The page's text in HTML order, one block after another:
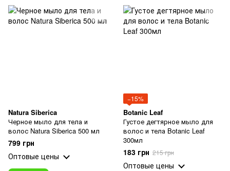
Natura Siberica
Черное мыло для тела и
волос Natura Siberica 500 мл
799 грн
Оптовые цены
−15%
Botanic Leaf
Густое дегтярное мыло для
волос и тела Botanic Leaf
300мл
183 грн 215 грн
Оптовые цены